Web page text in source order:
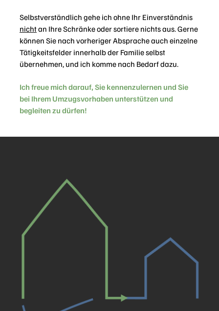
Selbstverständlich gehe ich ohne Ihr Einverständnis
nichtan Ihre Schränke oder sortiere nichts aus. Gerne
können Sie nach vorheriger Absprache auch einzelne
Tätigkeitsfelder innerhalb der Familie selbst
übernehmen, und ich komme nach Bedarf dazu.
Ich freue mich darauf, Sie kennenzulernen und Sie
bei Ihrem Umzugsvorhaben unterstützen und
begleiten zu dürfen!